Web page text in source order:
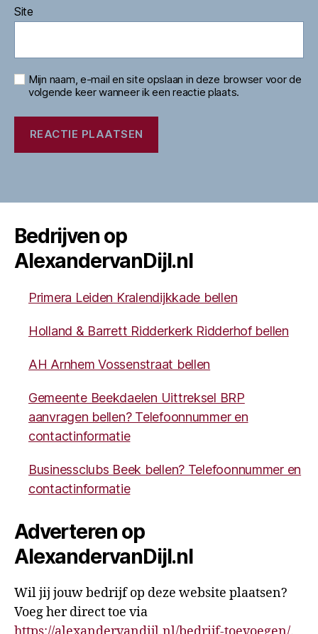
Site
Mijn naam, e-mail en site opslaan in deze browser voor de
volgende keer wanneer ik een reactie plaats.
Bedrijven op
AlexandervanDijl.nl
Primera Leiden Kralendijkkade bellen
Holland & Barrett Ridderkerk Ridderhof bellen
AH Arnhem Vossenstraat bellen
Gemeente Beekdaelen Uittreksel BRP
aanvragen bellen? Telefoonnummer en
contactinformatie
Businessclubs Beek bellen? Telefoonnummer en
contactinformatie
Adverteren op
AlexandervanDijl.nl
Wil jij jouw bedrijf op deze website plaatsen?
Voeg her direct toe via